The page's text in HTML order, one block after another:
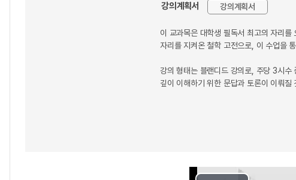
강의계획서 강의계획서
이 교과목은 대학생 필독서 최고의 자리를
자리를 지켜온 철학 고전으로, 이 수업을
강의 형태는 블랜디드 강의로, 주당 3시수
깊이 이해하기 위한 문답과 토론이 이뤄질